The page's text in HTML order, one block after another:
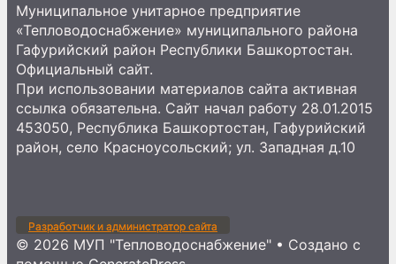
Муниципальное унитарное предприятие
«Тепловодоснабжение» муниципального района
Гафурийский район Республики Башкортостан.
Официальный сайт.
При использовании материалов сайта активная
ссылка обязательна. Сайт начал работу 28.01.2015
453050, Республика Башкортостан, Гафурийский
район, село Красноусольский; ул. Западная д.10
Разработчик и администратор сайта
© 2026 МУП "Тепловодоснабжение" • Создано с